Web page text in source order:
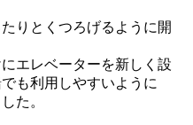
りとくつろげるように開
エレベーターを新しく設
も利用しやすいように
た。